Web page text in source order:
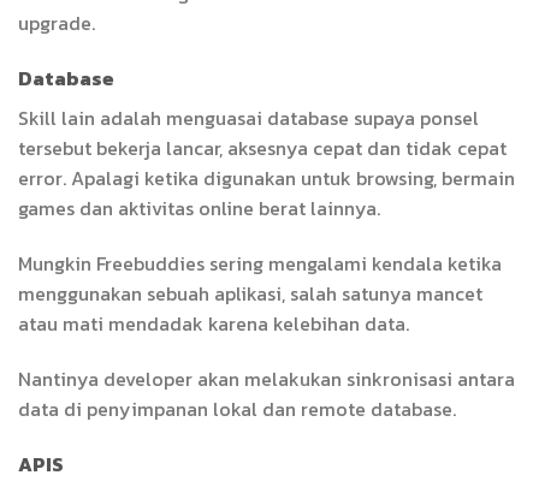
upgrade.
Database
Skill lain adalah menguasai database supaya ponsel
tersebut bekerja lancar, aksesnya cepat dan tidak cepat
error. Apalagi ketika digunakan untuk browsing, bermain
games dan aktivitas online berat lainnya.
Mungkin Freebuddies sering mengalami kendala ketika
menggunakan sebuah aplikasi, salah satunya mancet
atau mati mendadak karena kelebihan data.
Nantinya developer akan melakukan sinkronisasi antara
data di penyimpanan lokal dan remote database.
APIS